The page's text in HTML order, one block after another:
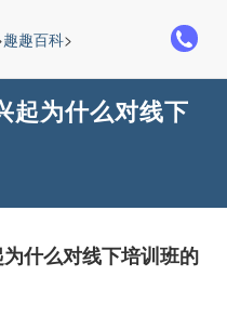
趣趣百科>
起为什么对线下
什么对线下培训班的